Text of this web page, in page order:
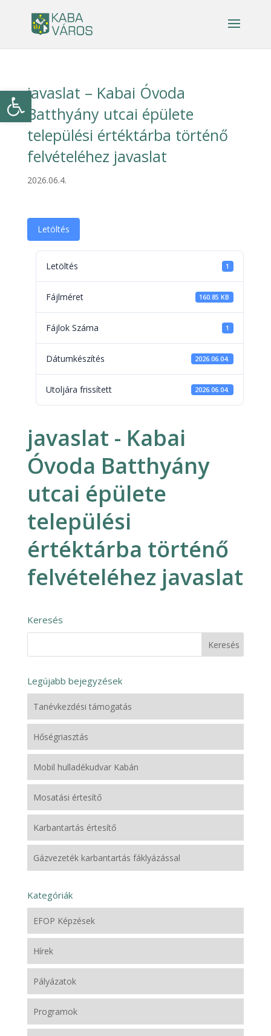
Eszköztár megnyitása
javaslat – Kabai Óvoda
Batthyány utcai épülete
települési értéktárba történő
felvételéhez javaslat
2026.06.4.
Letöltés
Letöltés 1
Fájlméret 160.85 KB
Fájlok Száma 1
Dátumkészítés 2026.06.04.
Utoljára frissített 2026.06.04.
javaslat - Kabai
Óvoda Batthyány
utcai épülete
települési
értéktárba történő
felvételéhez javaslat
Keresés
Legújabb bejegyzések
Tanévkezdési támogatás
Hőségriasztás
Mobil hulladékudvar Kabán
Mosatási értesítő
Karbantartás értesítő
Gázvezeték karbantartás fáklyázással
Kategóriák
EFOP Képzések
Hírek
Pályázatok
Programok